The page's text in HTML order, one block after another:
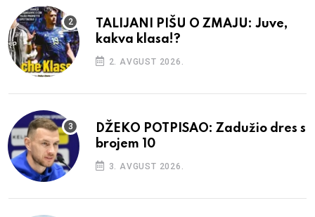
TALIJANI PIŠU O ZMAJU: Juve,
kakva klasa!?
2. AVGUST 2026.
DŽEKO POTPISAO: Zadužio dres s
brojem 10
3. AVGUST 2026.